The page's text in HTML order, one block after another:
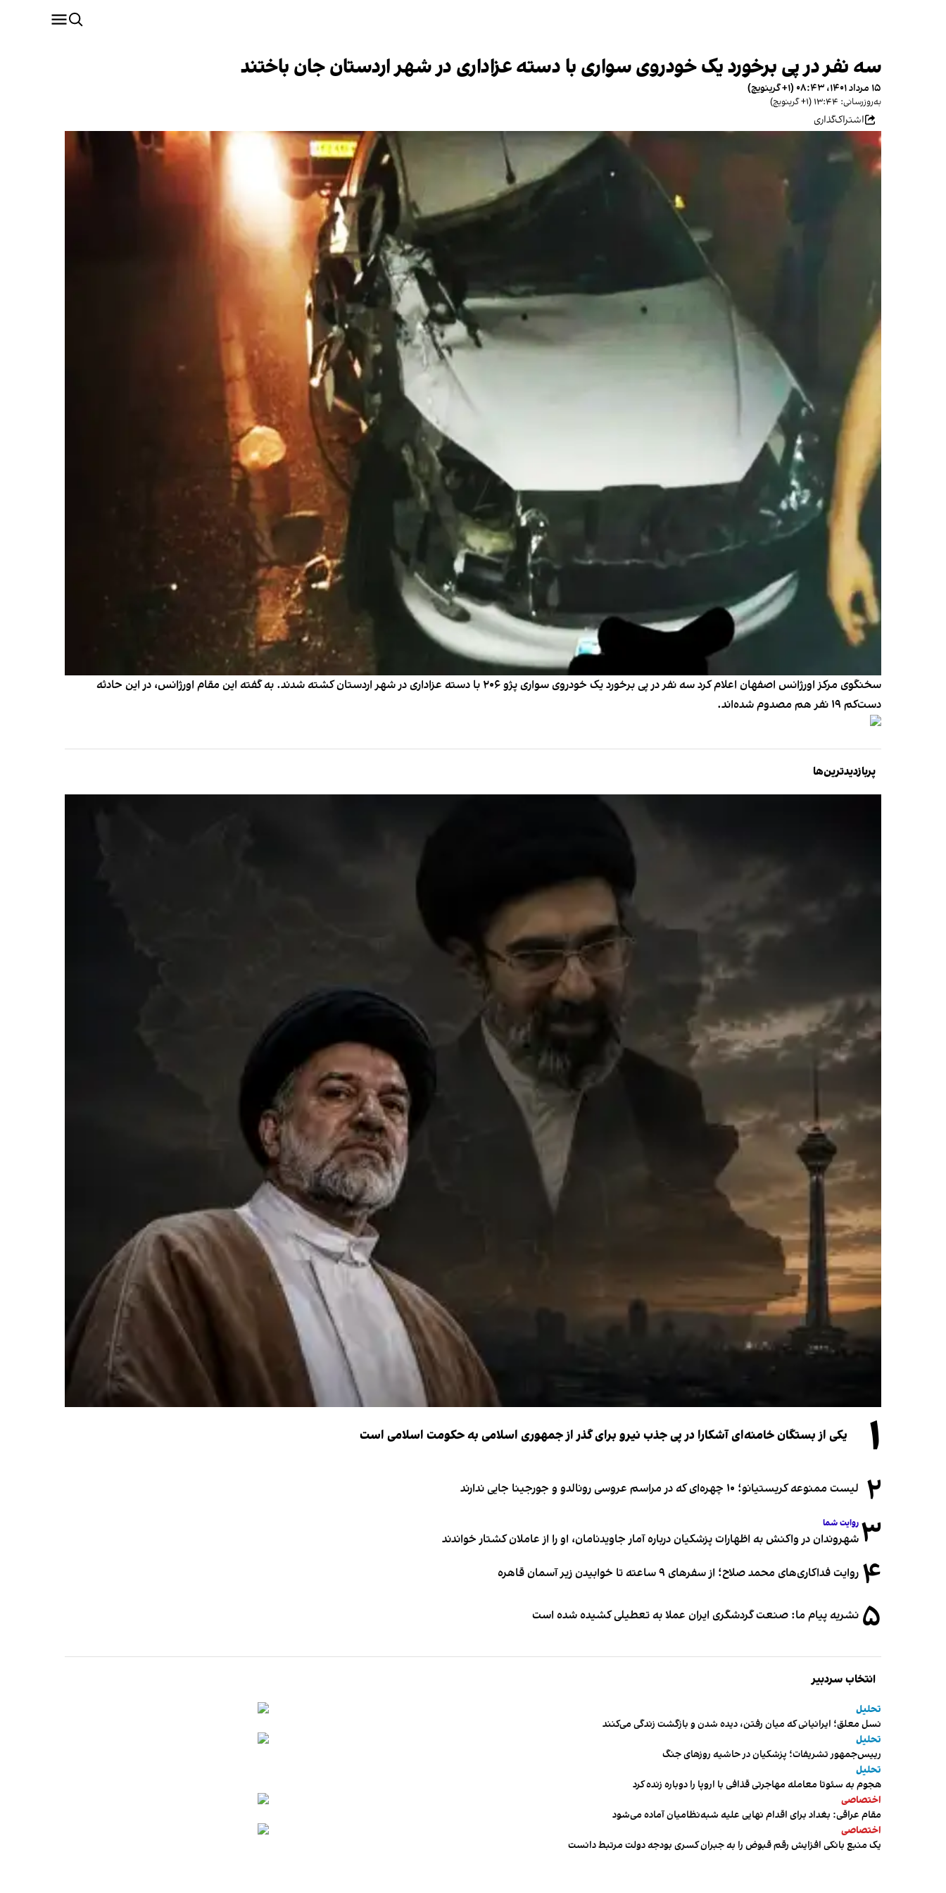
سه نفر در پی برخورد یک خودروی سواری با دسته عزاداری در شهر اردستان جان باختند
۱۵ مرداد ۱۴۰۱، ۰۸:۴۳ (‎+۱ گرینویچ)
به‌روزرسانی: ۱۳:۴۴ (‎+۱ گرینویچ)
اشتراک‌گذاری
سخنگوی مرکز اورژانس اصفهان اعلام کرد سه نفر در پی برخورد یک خودروی سواری پژو ۲۰۶ با دسته عزاداری در شهر اردستان کشته شدند. به گفته این مقام اورژانس، در این حادثه
دست‌کم ۱۹ نفر هم مصدوم شده‌اند.
پربازدیدترین‌ها
۱ یکی از بستگان خامنه‌ای آشکارا در پی جذب نیرو برای گذر از جمهوری اسلامی به حکومت اسلامی است
۲ لیست ممنوعه کریستیانو؛ ۱۰ چهره‌ای که در مراسم عروسی رونالدو و جورجینا جایی ندارند
۳ روایت شما
شهروندان در واکنش به اظهارات پزشکیان درباره آمار جاویدنامان، او را از عاملان کشتار خواندند
۴ روایت فداکاری‌های محمد صلاح؛ از سفرهای ۹ ساعته تا خوابیدن زیر آسمان قاهره
۵ نشریه پیام ما: صنعت گردشگری ایران عملا به تعطیلی کشیده شده است
انتخاب سردبیر
تحلیل
نسل معلق؛ ایرانیانی که میان رفتن، دیده شدن و بازگشت زندگی می‌کنند
تحلیل
رییس‌جمهور تشریفات؛ پزشکیان در حاشیه روزهای جنگ
تحلیل
هجوم به سئوتا معامله مهاجرتی قذافی با اروپا را دوباره زنده کرد
اختصاصی
مقام عراقی: بغداد برای اقدام نهایی علیه شبه‌نظامیان آماده می‌شود
اختصاصی
یک منبع بانکی افزایش رقم قبوض را به جبران کسری بودجه دولت مرتبط دانست